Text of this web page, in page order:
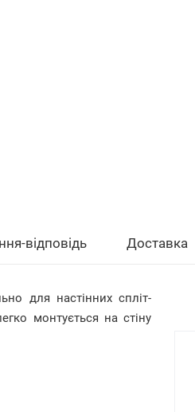
відповідь Доставка
для настінних спліт-
монтується на стіну